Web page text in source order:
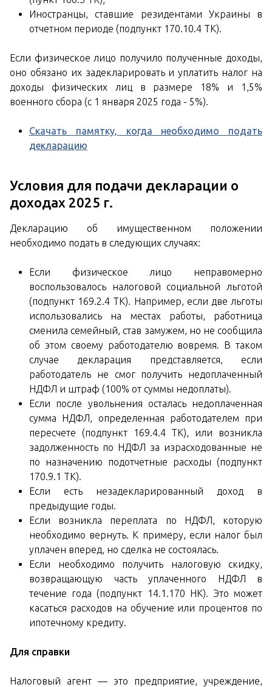
Иностранцы, ставшие резидентами Украины в
отчетном периоде (подпункт 170.10.4 ТК).
Если физическое лицо получило полученные доходы,
оно обязано их задекларировать и уплатить налог на
доходы физических лиц в размере 18% и 1,5%
военного сбора (с 1 января 2025 года - 5%).
Скачать памятку, когда необходимо подать
декларацию
Условия для подачи декларации о
доходах 2025 г.
Декларацию об имущественном положении
необходимо подать в следующих случаях:
Если физическое лицо неправомерно
воспользовалось налоговой социальной льготой
(подпункт 169.2.4 ТК). Например, если две льготы
использовались на местах работы, работница
сменила семейный, став замужем, но не сообщила
об этом своему работодателю вовремя. В таком
случае декларация представляется, если
работодатель не смог получить недоплаченный
НДФЛ и штраф (100% от суммы недоплаты).
Если после увольнения осталась недоплаченная
сумма НДФЛ, определенная работодателем при
пересчете (подпункт 169.4.4 ТК), или возникла
задолженность по НДФЛ за израсходованные не
по назначению подотчетные расходы (подпункт
170.9.1 ТК).
Если есть незадекларированный доход в
предыдущие годы.
Если возникла переплата по НДФЛ, которую
необходимо вернуть. К примеру, если налог был
уплачен вперед, но сделка не состоялась.
Если необходимо получить налоговую скидку,
возвращающую часть уплаченного НДФЛ в
течение года (подпункт 14.1.170 НК). Это может
касаться расходов на обучение или процентов по
ипотечному кредиту.
Для справки
Налоговый агент — это предприятие, учреждение,